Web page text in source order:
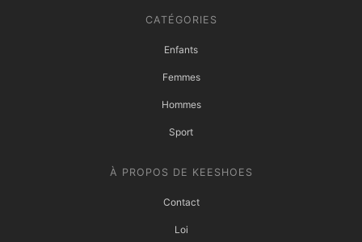
CATÉGORIES
Enfants
Femmes
Hommes
Sport
À PROPOS DE KEESHOES
Contact
Loi